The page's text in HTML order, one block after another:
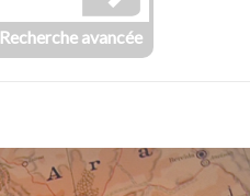
Recherche avancée